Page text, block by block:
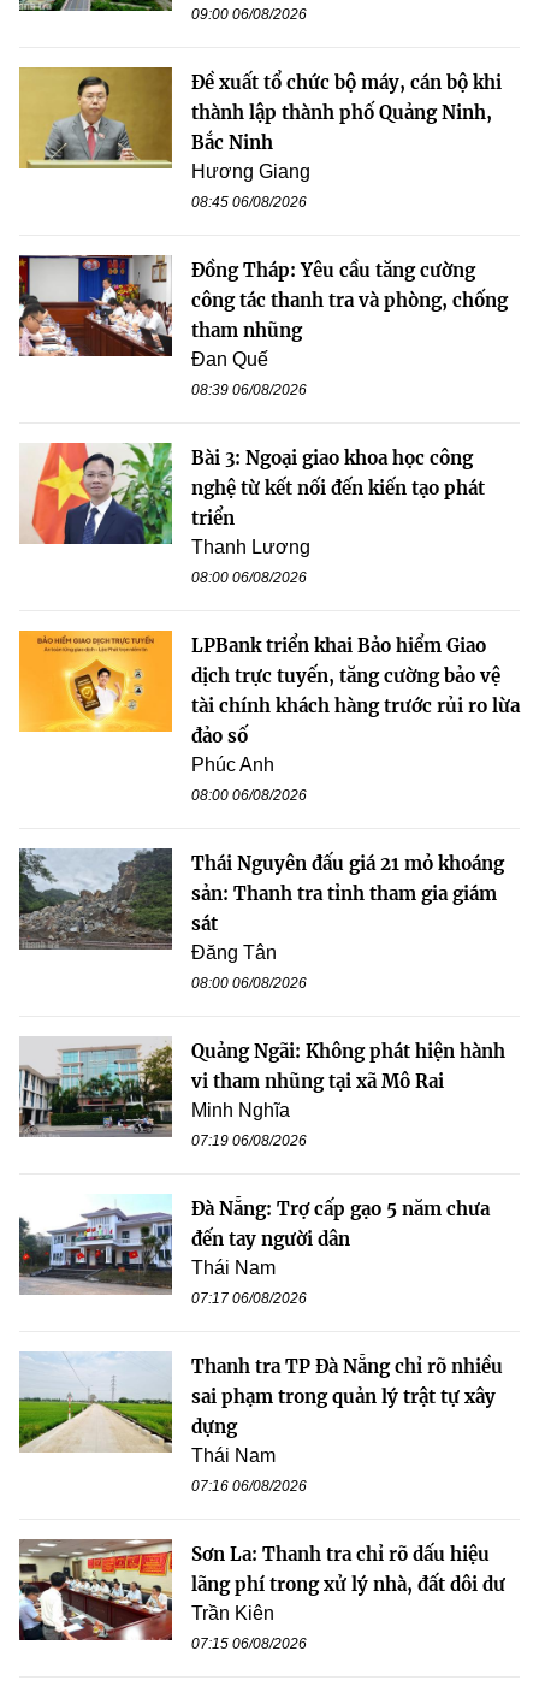
09:00 06/08/2026
Đề xuất tổ chức bộ máy, cán bộ khi
thành lập thành phố Quảng Ninh,
Bắc Ninh
Hương Giang
08:45 06/08/2026
Đồng Tháp: Yêu cầu tăng cường
công tác thanh tra và phòng, chống
tham nhũng
Đan Quế
08:39 06/08/2026
Bài 3: Ngoại giao khoa học công
nghệ từ kết nối đến kiến tạo phát
triển
Thanh Lương
08:00 06/08/2026
LPBank triển khai Bảo hiểm Giao
dịch trực tuyến, tăng cường bảo vệ
tài chính khách hàng trước rủi ro lừa
đảo số
Phúc Anh
08:00 06/08/2026
Thái Nguyên đấu giá 21 mỏ khoáng
sản: Thanh tra tỉnh tham gia giám
sát
Đăng Tân
08:00 06/08/2026
Quảng Ngãi: Không phát hiện hành
vi tham nhũng tại xã Mô Rai
Minh Nghĩa
07:19 06/08/2026
Đà Nẵng: Trợ cấp gạo 5 năm chưa
đến tay người dân
Thái Nam
07:17 06/08/2026
Thanh tra TP Đà Nẵng chỉ rõ nhiều
sai phạm trong quản lý trật tự xây
dựng
Thái Nam
07:16 06/08/2026
Sơn La: Thanh tra chỉ rõ dấu hiệu
lãng phí trong xử lý nhà, đất dôi dư
Trần Kiên
07:15 06/08/2026